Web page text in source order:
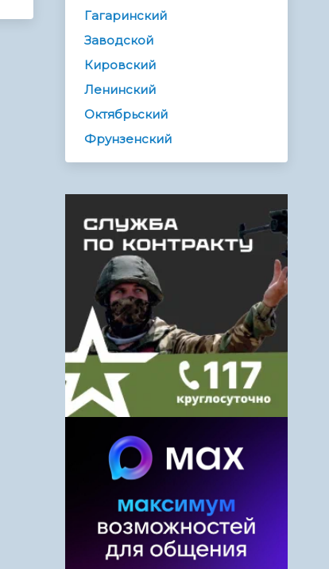
Гагаринский
Заводской
Кировский
Ленинский
Октябрьский
Фрунзенский